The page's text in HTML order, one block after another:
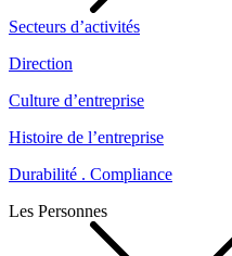
Secteurs d’activités
Direction
Culture d’entreprise
Histoire de l’entreprise
Durabilité . Compliance
Les Personnes